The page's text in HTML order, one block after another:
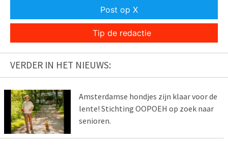
Post op X
Tip de redactie
VERDER IN HET NIEUWS:
Amsterdamse hondjes zijn klaar voor de
lente! Stichting OOPOEH op zoek naar
senioren.